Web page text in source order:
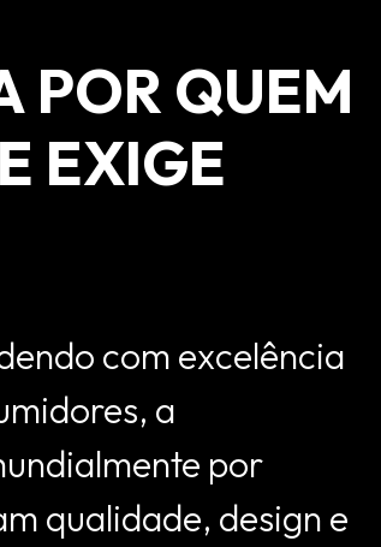
POR QUEM
EXIGE
com excelência
a
por
qualidade, design e